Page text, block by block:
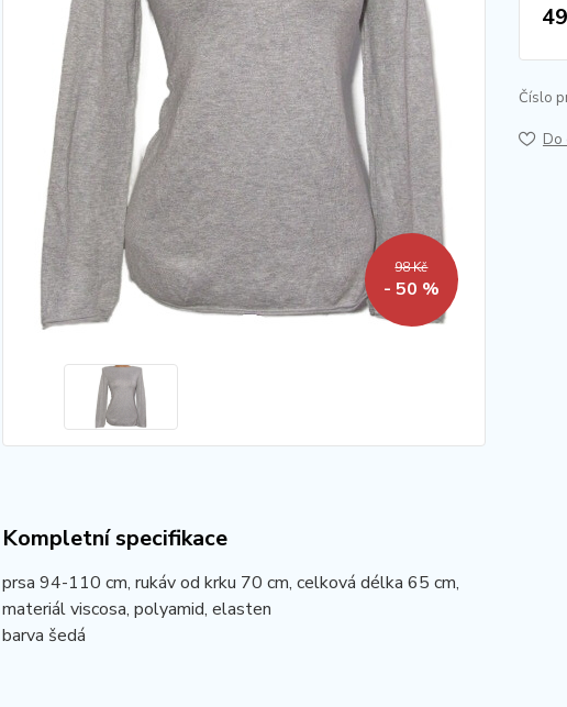
98 Kč
- 50 %
Číslo
Do
Kompletní specifikace
prsa 94-110 cm, rukáv od krku 70 cm, celková délka 65 cm,
materiál viscosa, polyamid, elasten
barva šedá